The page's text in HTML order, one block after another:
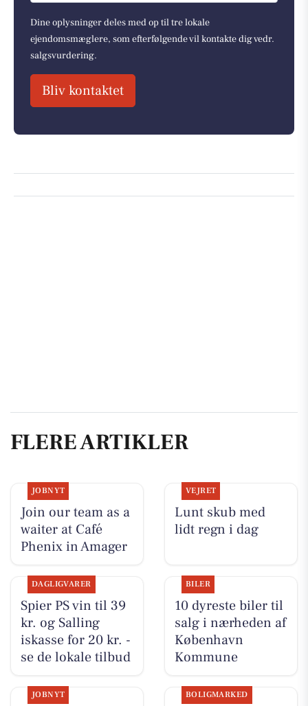
Dine oplysninger deles med op til tre lokale
ejendomsmæglere, som efterfølgende vil kontakte dig vedr.
salgsvurdering.
Bliv kontaktet
FLERE ARTIKLER
JOBNYT
Join our team as a
waiter at Café
Phenix in Amager
VEJRET
Lunt skub med
lidt regn i dag
DAGLIGVARER
Spier PS vin til 39
kr. og Salling
iskasse for 20 kr. -
se de lokale tilbud
BILER
10 dyreste biler til
salg i nærheden af
København
Kommune
JOBNYT BOLIGMARKED